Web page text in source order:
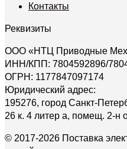
Контакты
Реквизиты
ООО «НТЦ Приводные
ИНН/КПП: 7804592896/
ОГРН: 1177847097174
Юридический адрес:
195276, город Санкт-
26 к. 4 литер а, помещ. 2-н
© 2017-2026 Поставка